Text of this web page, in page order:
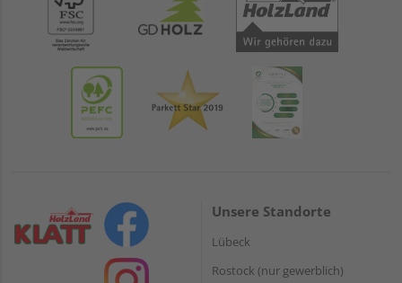
Unsere Standorte
Lübeck
Rostock (nur gewerblich)